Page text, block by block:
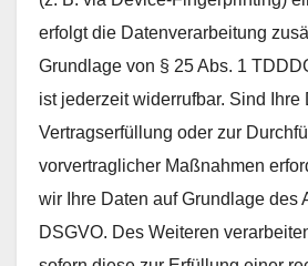
erfolgt die Datenverarbeitung
Grundlage von § 25 Abs. 1
ist jederzeit widerrufbar. Sind Ihre
Vertragserfüllung oder zur
vorvertraglicher Maßnahmen
wir Ihre Daten auf Grundlage des
DSGVO. Des Weiteren